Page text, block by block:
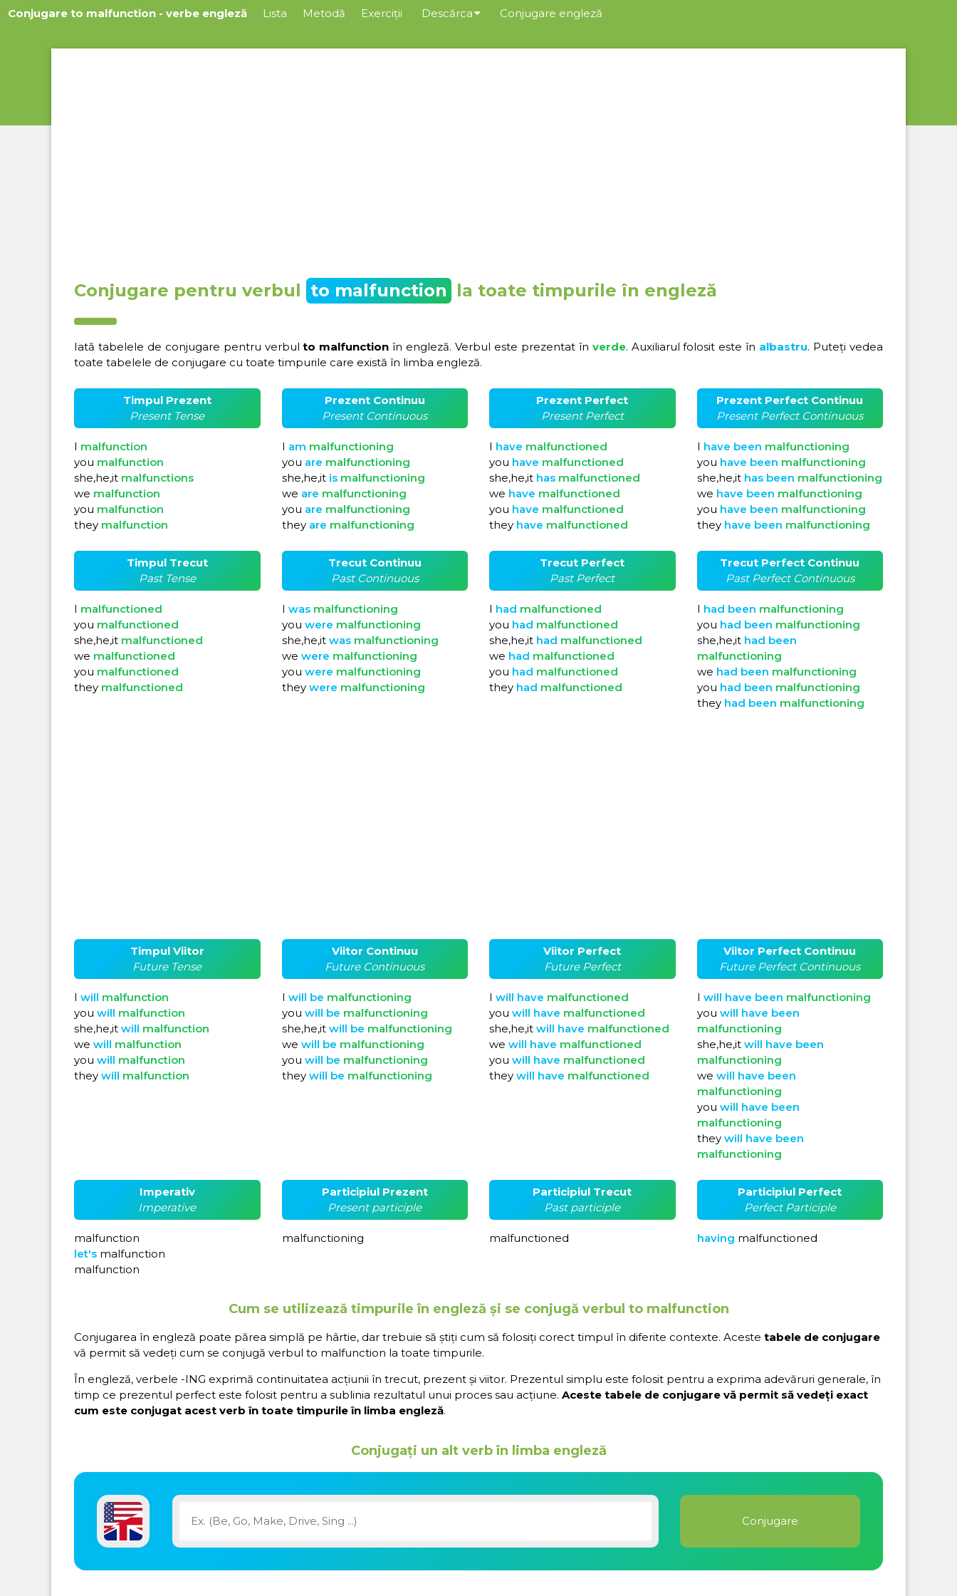
Conjugare to malfunction - verbe engleză Lista Metodă Exerciții Descărca Conjugare engleză
Conjugare pentru verbul to malfunction la toate timpurile în engleză
Iată tabelele de conjugare pentru verbulto malfunction în engleză. Verbul este prezentat în verde. Auxiliarul folosit este în albastru. Puteți vedea
toate tabelele de conjugare cu toate timpurile care există în limba engleză.
Timpul Prezent
Present Tense
I malfunction
you malfunction
she,he,it malfunctions
we malfunction
you malfunction
they malfunction
Prezent Continuu
Present Continuous
I am malfunctioning
you are malfunctioning
she,he,it is malfunctioning
we are malfunctioning
you are malfunctioning
they are malfunctioning
Prezent Perfect
Present Perfect
I have malfunctioned
you have malfunctioned
she,he,it has malfunctioned
we have malfunctioned
you have malfunctioned
they have malfunctioned
Prezent Perfect Continuu
Present Perfect Continuous
I have been malfunctioning
you have been malfunctioning
she,he,it has been malfunctioning
we have been malfunctioning
you have been malfunctioning
they have been malfunctioning
Timpul Trecut
Past Tense
I malfunctioned
you malfunctioned
she,he,it malfunctioned
we malfunctioned
you malfunctioned
they malfunctioned
Trecut Continuu
Past Continuous
I was malfunctioning
you were malfunctioning
she,he,it was malfunctioning
we were malfunctioning
you were malfunctioning
they were malfunctioning
Trecut Perfect
Past Perfect
I had malfunctioned
you had malfunctioned
she,he,it had malfunctioned
we had malfunctioned
you had malfunctioned
they had malfunctioned
Trecut Perfect Continuu
Past Perfect Continuous
I had been malfunctioning
you had been malfunctioning
she,he,it had been
malfunctioning
we had been malfunctioning
you had been malfunctioning
they had been malfunctioning
Timpul Viitor
Future Tense
I will malfunction
you will malfunction
she,he,it will malfunction
we will malfunction
you will malfunction
they will malfunction
Viitor Continuu
Future Continuous
I will be malfunctioning
you will be malfunctioning
she,he,it will be malfunctioning
we will be malfunctioning
you will be malfunctioning
they will be malfunctioning
Viitor Perfect
Future Perfect
I will have malfunctioned
you will have malfunctioned
she,he,it will have malfunctioned
we will have malfunctioned
you will have malfunctioned
they will have malfunctioned
Viitor Perfect Continuu
Future Perfect Continuous
I will have been malfunctioning
you will have been
malfunctioning
she,he,it will have been
malfunctioning
we will have been
malfunctioning
you will have been
malfunctioning
they will have been
malfunctioning
Imperativ
Imperative
malfunction
let's malfunction
malfunction
Participiul Prezent
Present participle
malfunctioning
Participiul Trecut
Past participle
malfunctioned
Participiul Perfect
Perfect Participle
having malfunctioned
Cum se utilizează timpurile în engleză și se conjugă verbul to malfunction
Conjugarea în engleză poate părea simplă pe hârtie, dar trebuie să știți cum să folosiți corect timpul în diferite contexte. Aceste tabele de conjugare
vă permit să vedeți cum se conjugă verbul to malfunction la toate timpurile.
În engleză, verbele -ING exprimă continuitatea acțiunii în trecut, prezent și viitor. Prezentul simplu este folosit pentru a exprima adevăruri generale, în
timp ce prezentul perfect este folosit pentru a sublinia rezultatul unui proces sau acțiune. Aceste tabele de conjugare vă permit să vedeți exact
cum este conjugat acest verb în toate timpurile în limba engleză.
Conjugați un alt verb în limba engleză